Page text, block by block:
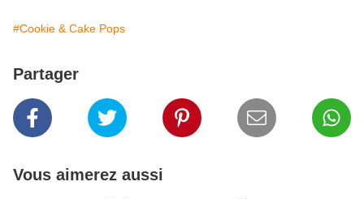
#Cookie & Cake Pops
Partager
Vous aimerez aussi